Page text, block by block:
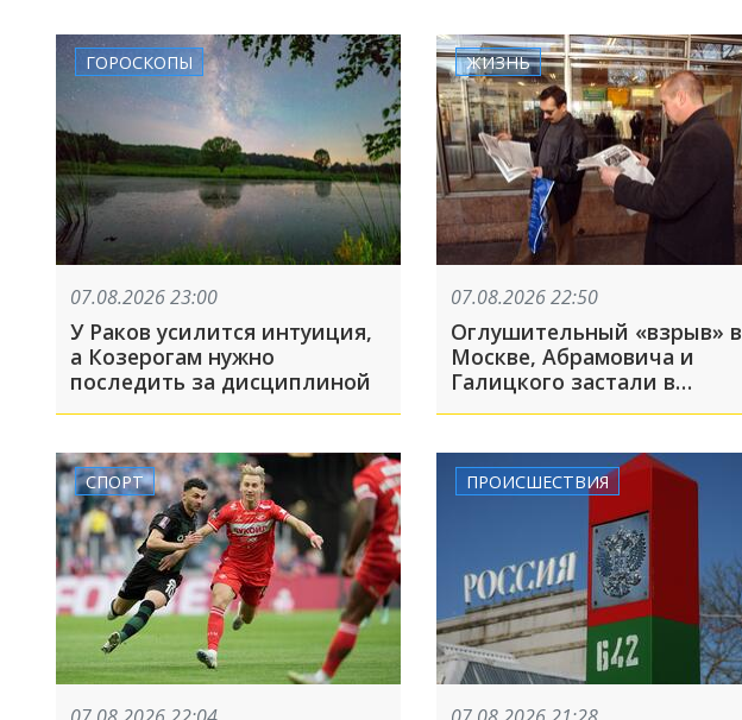
ГОРОСКОПЫ
07.08.2026 23:00
У Раков усилится интуиция,
а Козерогам нужно
последить за дисциплиной
ЖИЗНЬ
07.08.2026 22:50
Оглушительный «взрыв» в
Москве, Абрамовича и
Галицкого застали в
знаменитом парке
августа
СПОРТ ПРОИСШЕСТВИЯ